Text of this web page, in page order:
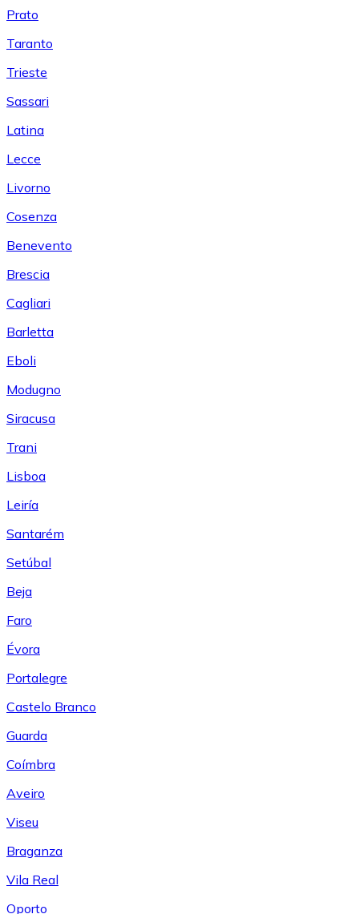
Prato
Taranto
Trieste
Sassari
Latina
Lecce
Livorno
Cosenza
Benevento
Brescia
Cagliari
Barletta
Eboli
Modugno
Siracusa
Trani
Lisboa
Leiría
Santarém
Setúbal
Beja
Faro
Évora
Portalegre
Castelo Branco
Guarda
Coímbra
Aveiro
Viseu
Braganza
Vila Real
Oporto